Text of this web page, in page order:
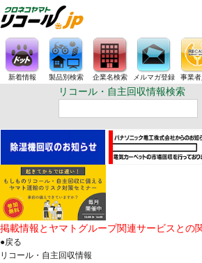
新着情報 製品別検索 企業名検索 メルマガ登録 事業
リコール・自主回収情報検索
掲載情報とヤマトグループ関連サービスとの
●戻る
リコール・自主回収情報